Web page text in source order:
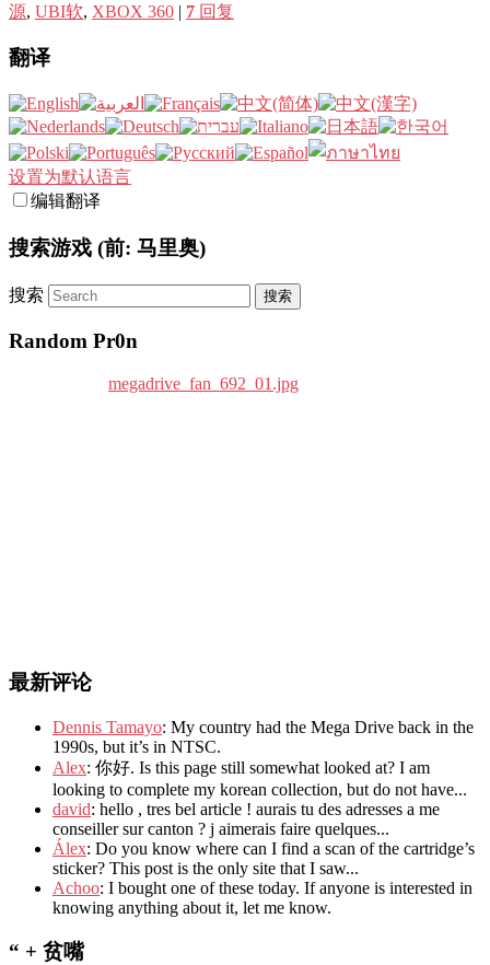
源, UBI软, XBOX 360 | 7 回复
翻译
设置为默认语言
编辑翻译
搜索游戏 (前: 马里奥)
搜索
Random Pr0n
最新评论
Dennis Tamayo: My country had the Mega Drive back in the
1990s, but it’s in NTSC.
Alex: 你好. Is this page still somewhat looked at? I am
looking to complete my korean collection, but do not have...
david: hello , tres bel article ! aurais tu des adresses a me
conseiller sur canton ? j aimerais faire quelques...
Álex: Do you know where can I find a scan of the cartridge’s
sticker? This post is the only site that I saw...
Achoo: I bought one of these today. If anyone is interested in
knowing anything about it, let me know.
“ + 贫嘴